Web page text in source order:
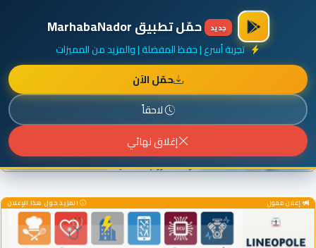
أضف نشاطك مجاناً
جديد حمّل تطبيق MarhabaNador
تجربة أسرع | حفظ المفضلة | والمزيد من المميزات
حمّل الآن
لاحقاً
إغلاق نهائي
إعلان ممول المزيد حول هذا الإعلان
إعلان ممول المزيد حول هذا الإعلان